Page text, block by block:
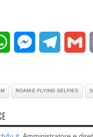
WhatsAppMessengerTelegram
ROAM-E FLYING SELFIES